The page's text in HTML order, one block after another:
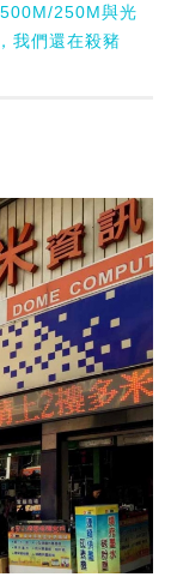
250M與光
我們還在殺豬